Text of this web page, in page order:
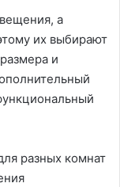
а
их выбирают
и